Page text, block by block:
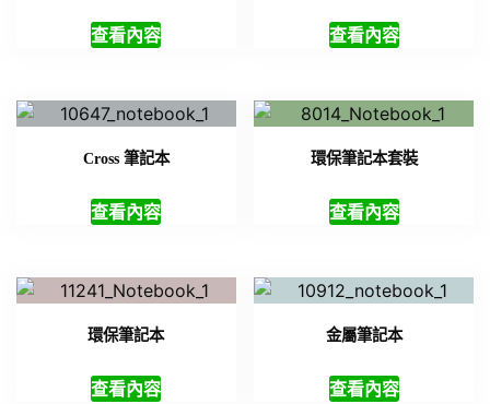
查看內容 查看內容
Cross 筆記本
查看內容
環保筆記本套裝
查看內容
環保筆記本
查看內容
金屬筆記本
查看內容